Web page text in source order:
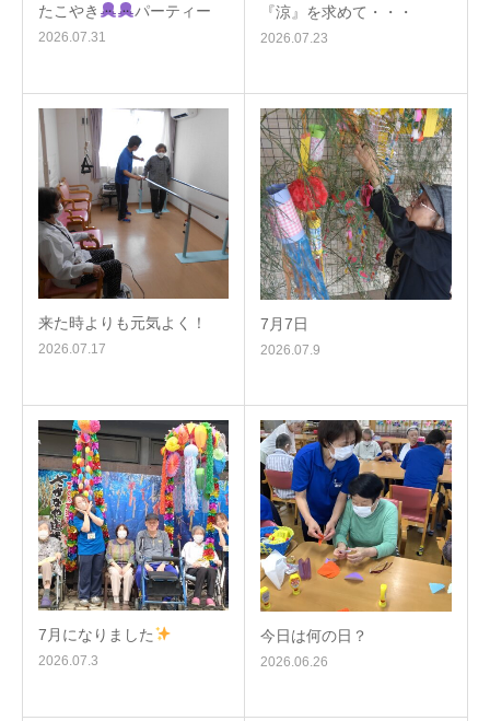
たこやき パーティー
2026.07.31
『涼』を求めて・・・
2026.07.23
来た時よりも元気よく！
2026.07.17
7月7日
2026.07.9
7月になりました
2026.07.3
今日は何の日？
2026.06.26